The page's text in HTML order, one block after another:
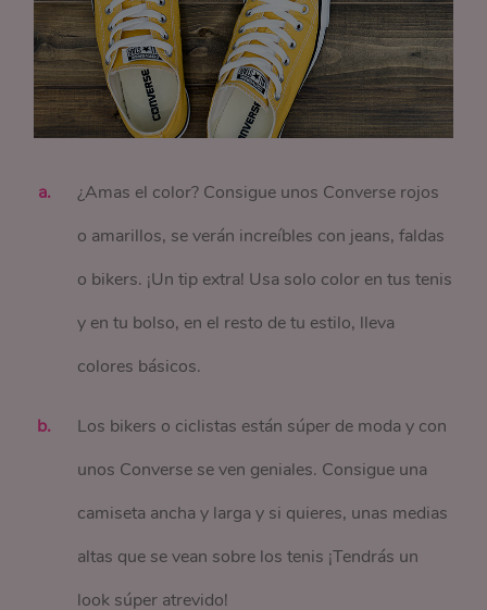
¿Amas el color? Consigue unos Converse rojos
o amarillos, se verán increíbles con jeans, faldas
o bikers. ¡Un tip extra! Usa solo color en tus tenis
y en tu bolso, en el resto de tu estilo, lleva
colores básicos.
Los bikers o ciclistas están súper de moda y con
unos Converse se ven geniales. Consigue una
camiseta ancha y larga y si quieres, unas medias
altas que se vean sobre los tenis ¡Tendrás un
look súper atrevido!